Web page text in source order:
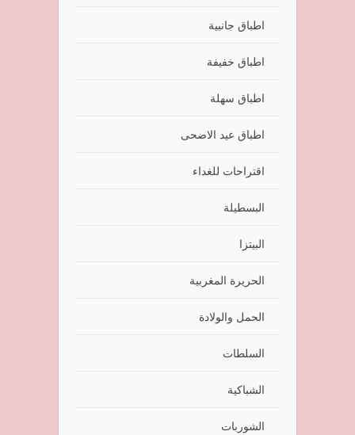
اطباق جانبية
اطباق خفيفة
اطباق سهلة
اطباق عيد الاضحى
اقتراحات للغداء
البسطيلة
البيتزا
الحريرة المغربية
الحمل والولادة
السلطات
الشباكية
الشوربات